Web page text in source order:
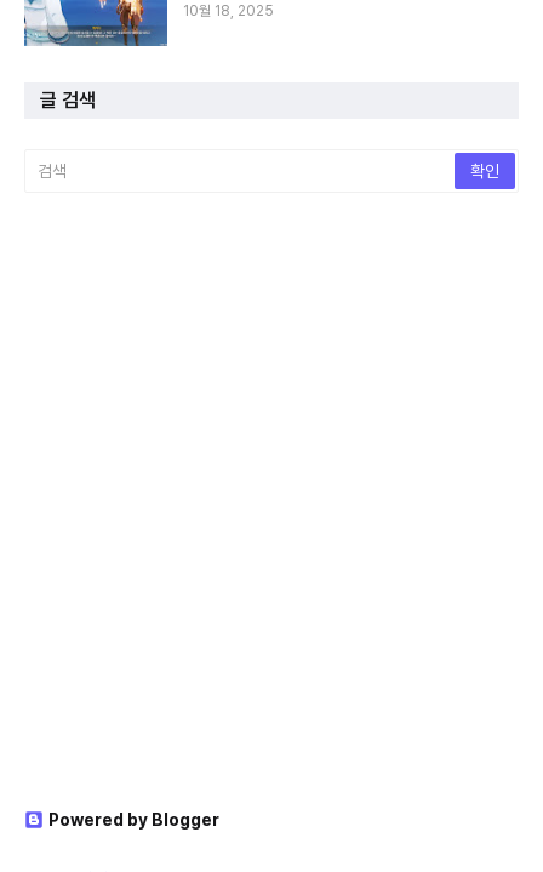
10월 18, 2025
글 검색
Powered by Blogger